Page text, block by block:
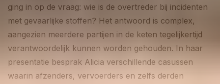
ging in op de vraag: wie is de overtreder bij incidenten
met gevaarlijke stoffen? Het antwoord is complex,
aangezien meerdere partijen in de keten tegelijkertijd
verantwoordelijk kunnen worden gehouden. In haar
presentatie besprak Alicia verschillende casussen
waarin afzenders, vervoerders en zelfs derden